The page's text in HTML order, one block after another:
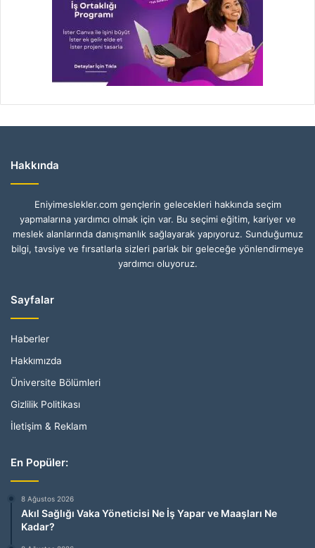
Hakkında
Eniyimeslekler.com gençlerin gelecekleri hakkında seçim
yapmalarına yardımcı olmak için var. Bu seçimi eğitim, kariyer ve
meslek alanlarında danışmanlık sağlayarak yapıyoruz. Sunduğumuz
bilgi, tavsiye ve fırsatlarla sizleri parlak bir geleceğe yönlendirmeye
yardımcı oluyoruz.
Sayfalar
Haberler
Hakkımızda
Üniversite Bölümleri
Gizlilik Politikası
İletişim & Reklam
En Popüler:
8 Ağustos 2026
Akıl Sağlığı Vaka Yöneticisi Ne İş Yapar ve Maaşları Ne
Kadar?